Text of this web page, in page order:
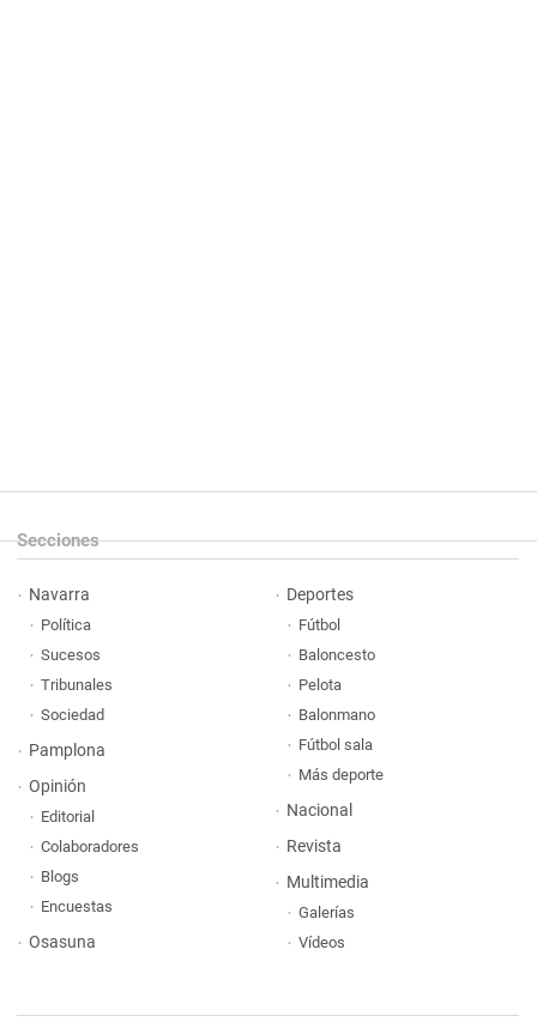
Secciones
Navarra
Política
Sucesos
Tribunales
Sociedad
Pamplona
Opinión
Editorial
Colaboradores
Blogs
Encuestas
Osasuna
Deportes
Fútbol
Baloncesto
Pelota
Balonmano
Fútbol sala
Más deporte
Nacional
Revista
Multimedia
Galerías
Vídeos